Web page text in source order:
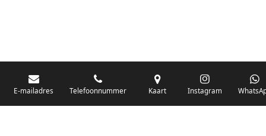
E-mailadres Telefoonnummer Kaart Instagram
De zender richt zich op jongeren, jongvolwassenen, volwassenen en we
vooral urban muziek als non-stop.
Wij brengen het nieuws uit de streek via radio en online. Via de website en